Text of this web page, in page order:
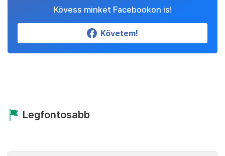
Kövess minket Facebookon is!
Követem!
Legfontosabb